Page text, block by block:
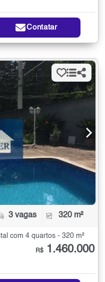
Contatar
3 vagas 320 m²
com 4 quartos - 320 m²
R$ 1.460.000